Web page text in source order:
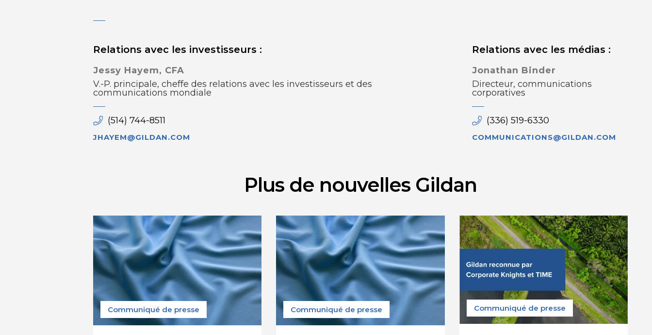
Relations avec les investisseurs :
Jessy Hayem, CFA
V.-P. principale, cheffe des relations avec les investisseurs et des
communications mondiale
(514) 744-8511
JHAYEM@GILDAN.COM
Relations avec les médias :
Jonathan Binder
Directeur, communications
corporatives
(336) 519-6330
COMMUNICATIONS@GILDAN.COM
Plus de nouvelles Gildan
Communiqué de presse Communiqué de presse Communiqué de presse